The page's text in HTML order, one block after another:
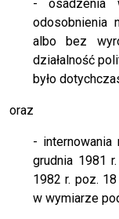
- osadzenia
odosobnienia
albo bez
działalność
było
oraz
-
grudnia 1981 r.
1982 r. poz.
w wymiarze